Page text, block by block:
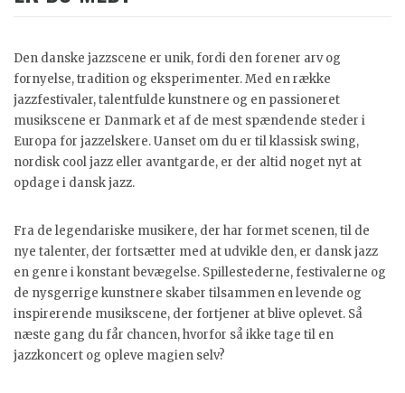
Den danske jazzscene er unik, fordi den forener arv og
fornyelse, tradition og eksperimenter. Med en række
jazzfestivaler, talentfulde kunstnere og en passioneret
musikscene er Danmark et af de mest spændende steder i
Europa for jazzelskere. Uanset om du er til klassisk swing,
nordisk cool jazz eller avantgarde, er der altid noget nyt at
opdage i dansk jazz.
Fra de legendariske musikere, der har formet scenen, til de
nye talenter, der fortsætter med at udvikle den, er dansk jazz
en genre i konstant bevægelse. Spillestederne, festivalerne og
de nysgerrige kunstnere skaber tilsammen en levende og
inspirerende musikscene, der fortjener at blive oplevet. Så
næste gang du får chancen, hvorfor så ikke tage til en
jazzkoncert og opleve magien selv?